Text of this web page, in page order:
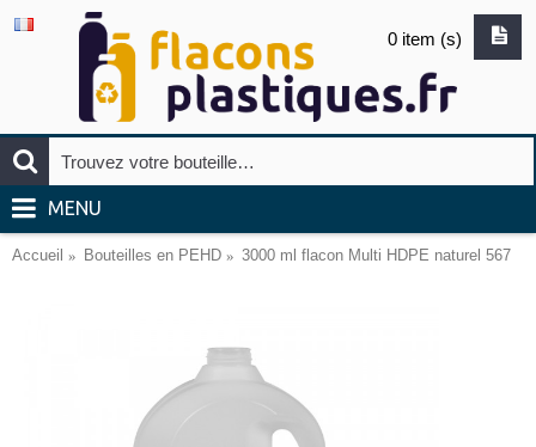
0 item (s)
MENU
Accueil Bouteilles en PEHD 3000 ml flacon Multi HDPE naturel 567